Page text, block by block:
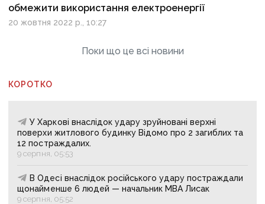
обмежити використання електроенергії
20 жовтня 2022 р., 10:27
Поки що це всі новини
КОРОТКО
У Харкові внаслідок удару зруйновані верхні
поверхи житлового будинку Відомо про 2 загиблих та
12 постраждалих.
9 серпня, 05:53
В Одесі внаслідок російського удару постраждали
щонайменше 6 людей — начальник МВА Лисак
9 серпня, 05:52